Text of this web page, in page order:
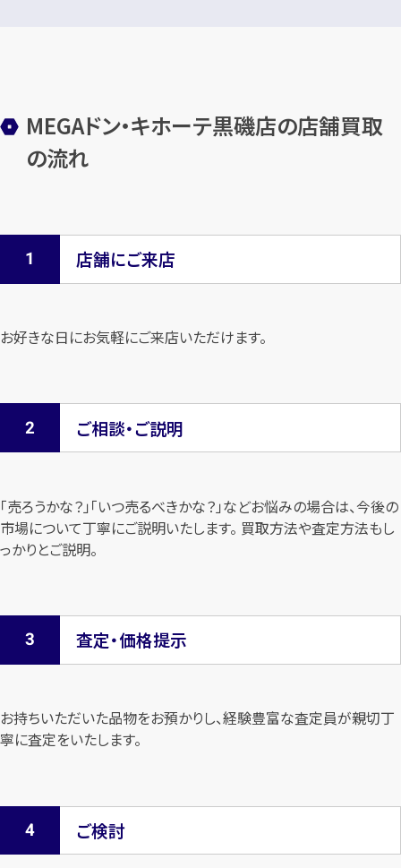
MEGAドン・キホーテ黒磯店の店舗買取
の流れ
店舗にご来店
お好きな日にお気軽にご来店いただけます。
ご相談・ご説明
「売ろうかな？」「いつ売るべきかな？」などお悩みの場合は、今後の
市場について丁寧にご説明いたします。 買取方法や査定方法もし
っかりとご説明。
査定・価格提示
お持ちいただいた品物をお預かりし、経験豊富な査定員が親切丁
寧に査定をいたします。
ご検討